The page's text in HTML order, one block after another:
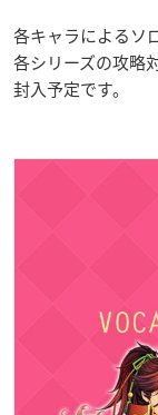
各キャラによるソ
各シリーズの攻略
封入予定です。